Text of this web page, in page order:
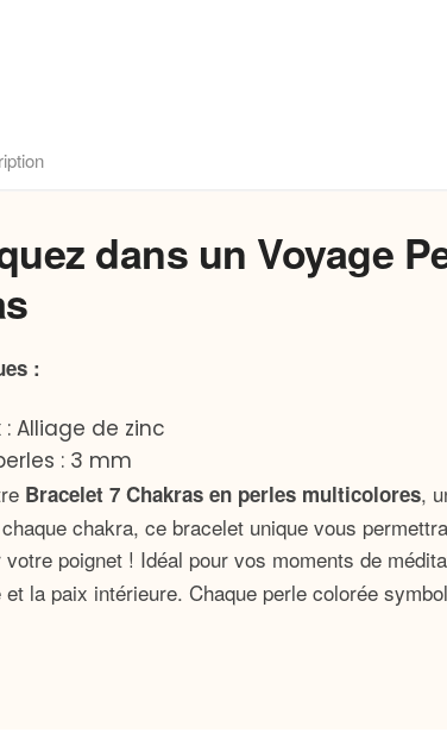
dans un Voyage
:
Alliage de zinc
: 3 mm
Bracelet 7 Chakras en perles multicolores,
chakra, ce bracelet unique vous
poignet ! Idéal pour vos moments de
et la paix intérieure. Chaque perle colorée
bracelet, vous ne portez pas seulement un